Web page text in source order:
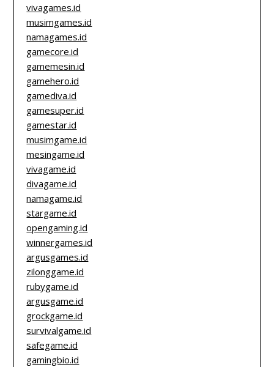
vivagames.id
musimgames.id
namagames.id
gamecore.id
gamemesin.id
gamehero.id
gamediva.id
gamesuper.id
gamestar.id
musimgame.id
mesingame.id
vivagame.id
divagame.id
namagame.id
stargame.id
opengaming.id
winnergames.id
argusgames.id
zilonggame.id
rubygame.id
argusgame.id
grockgame.id
survivalgame.id
safegame.id
gamingbio.id